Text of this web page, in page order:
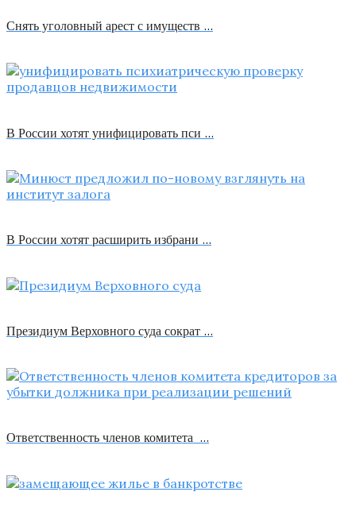
Снять уголовный арест с имуществ …
В России хотят унифицировать пси …
В России хотят расширить избрани …
Президиум Верховного суда сократ …
Ответственность членов комитета …